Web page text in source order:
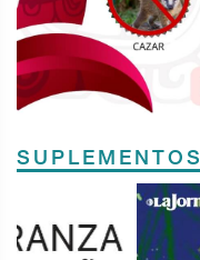
SUPLEMENTOS